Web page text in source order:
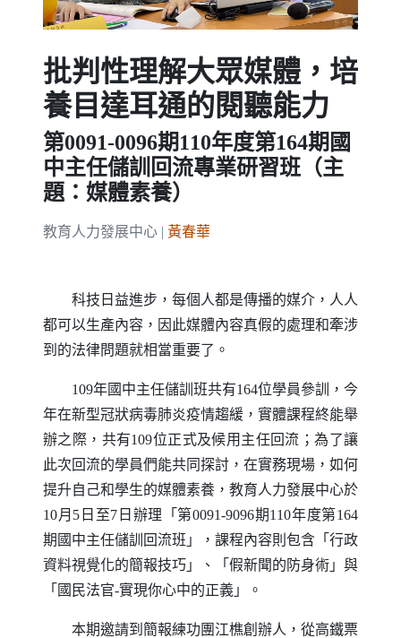
批判性理解大眾媒體，培
養目達耳通的閱聽能力
第0091-0096期110年度第164期國
中主任儲訓回流專業研習班（主
題：媒體素養）
教育人力發展中心 | 黃春華
科技日益進步，每個人都是傳播的媒介，人人
都可以生產內容，因此媒體內容真假的處理和牽涉
到的法律問題就相當重要了。
109年國中主任儲訓班共有164位學員參訓，今
年在新型冠狀病毒肺炎疫情趨緩，實體課程終能舉
辦之際，共有109位正式及候用主任回流；為了讓
此次回流的學員們能共同探討，在實務現場，如何
提升自己和學生的媒體素養，教育人力發展中心於
10月5日至7日辦理「第0091-9096期110年度第164
期國中主任儲訓回流班」，課程內容則包含「行政
資料視覺化的簡報技巧」、「假新聞的防身術」與
「國民法官-實現你心中的正義」。
本期邀請到簡報練功團江樵創辦人，從高鐵票